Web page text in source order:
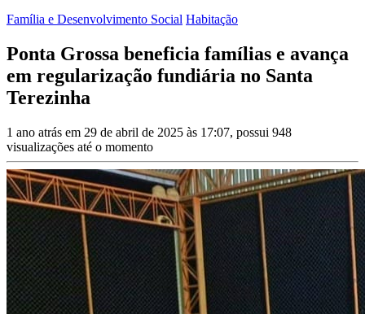
Família e Desenvolvimento Social Habitação
Ponta Grossa beneficia famílias e avança
em regularização fundiária no Santa
Terezinha
1 ano atrás em 29 de abril de 2025 às 17:07, possui 948
visualizações até o momento